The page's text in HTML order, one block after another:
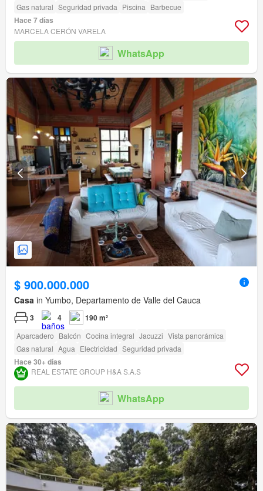
Gas natural Seguridad privada Piscina Barbecue
Hace 7 días
MARCELA CERÓN VARELA
WhatsApp
$ 900.000.000
Casa in Yumbo, Departamento de Valle del Cauca
3 4 190 m²
Aparcadero Balcón Cocina integral Jacuzzi Vista panorámica
Gas natural Agua Electricidad Seguridad privada
Hace 30+ días
REAL ESTATE GROUP H&A S.A.S
WhatsApp